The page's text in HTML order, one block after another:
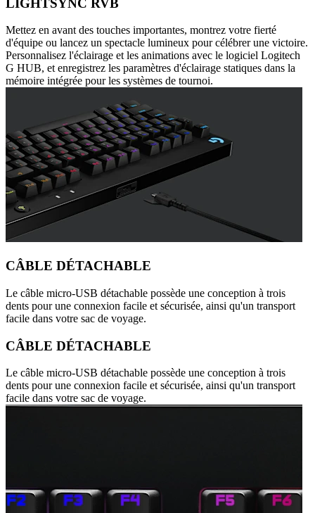
LIGHTSYNC RVB
Mettez en avant des touches importantes, montrez votre fierté
d'équipe ou lancez un spectacle lumineux pour célébrer une victoire.
Personnalisez l'éclairage et les animations avec le logiciel Logitech
G HUB, et enregistrez les paramètres d'éclairage statiques dans la
mémoire intégrée pour les systèmes de tournoi.
CÂBLE DÉTACHABLE
Le câble micro-USB détachable possède une conception à trois
dents pour une connexion facile et sécurisée, ainsi qu'un transport
facile dans votre sac de voyage.
CÂBLE DÉTACHABLE
Le câble micro-USB détachable possède une conception à trois
dents pour une connexion facile et sécurisée, ainsi qu'un transport
facile dans votre sac de voyage.